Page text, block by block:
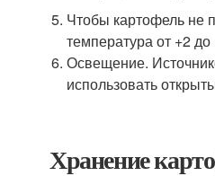
Чтобы картофель не
температура от +2
Освещение.
использовать
Хранение